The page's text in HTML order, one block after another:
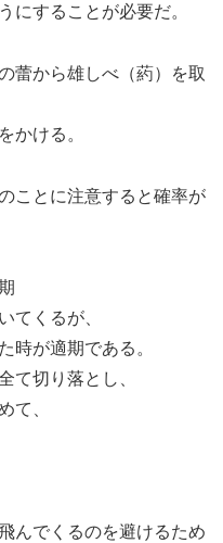
にすることが必要だ。
蕾から雄しべ（葯）を取
かける。
ことに注意すると確率が
てくるが、
時が適期である。
て切り落とし、
て、
んでくるのを避けるため